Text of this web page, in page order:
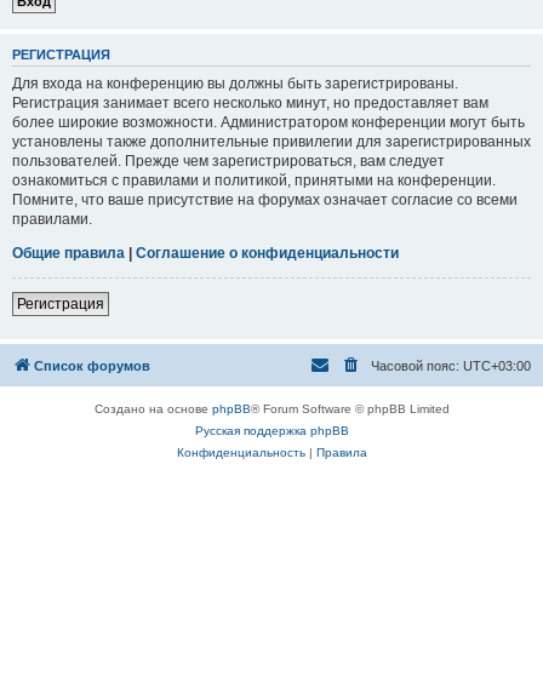
РЕГИСТРАЦИЯ
Для входа на конференцию вы должны быть зарегистрированы.
Регистрация занимает всего несколько минут, но предоставляет вам
более широкие возможности. Администратором конференции могут быть
установлены также дополнительные привилегии для зарегистрированных
пользователей. Прежде чем зарегистрироваться, вам следует
ознакомиться с правилами и политикой, принятыми на конференции.
Помните, что ваше присутствие на форумах означает согласие со всеми
правилами.
Общие правила | Соглашение о конфиденциальности
Регистрация
Список форумов Часовой пояс: UTC+03:00
Создано на основе phpBB® Forum Software © phpBB Limited
Русская поддержка phpBB
Конфиденциальность| Правила